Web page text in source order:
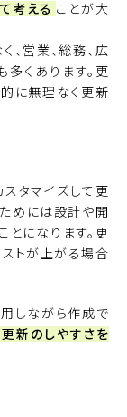
考える ことが大
営業、総務、広
くあります。更
に無理なく更新
タマイズして更
ためには設計や開
になります。更
トが上がる場合
しながら作成で
新のしやすさを